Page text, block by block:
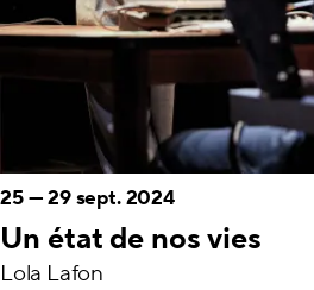
Un état de nos vies
25—29 sept. 2024
Lola Lafon